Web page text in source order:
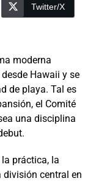
Twitter/X
moderna
Hawaii y se
de playa. Tal es
el Comité
una disciplina
práctica, la
división central en